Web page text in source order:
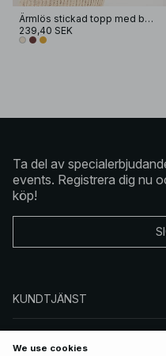
Ärmlös stickad topp med båtringning
239,40 SEK
Ta del av
events. Registrera dig nu
köp!
KUNDTJÄNST